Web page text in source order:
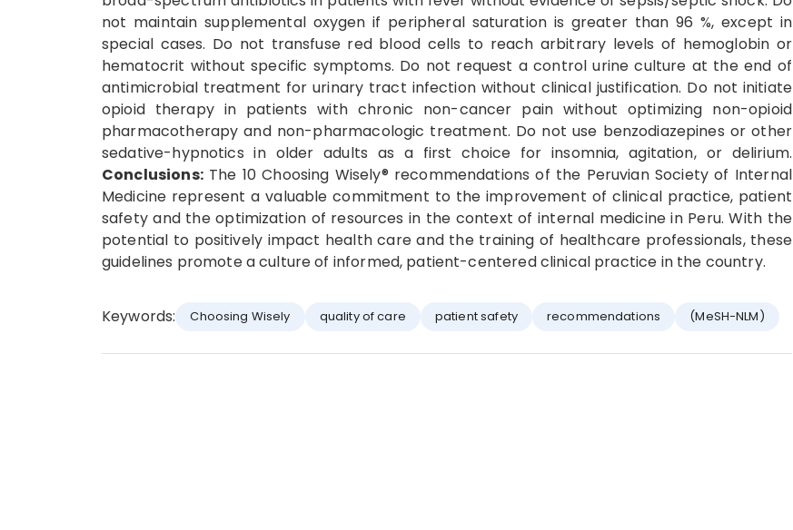
not maintain supplemental oxygen if peripheral saturation is greater than 96 %, except in
special cases. Do not transfuse red blood cells to reach arbitrary levels of hemoglobin or
hematocrit without specific symptoms. Do not request a control urine culture at the end of
antimicrobial treatment for urinary tract infection without clinical justification. Do not initiate
opioid therapy in patients with chronic non-cancer pain without optimizing non-opioid
pharmacotherapy and non-pharmacologic treatment. Do not use benzodiazepines or other
sedative-hypnotics in older adults as a first choice for insomnia, agitation, or delirium.
Conclusions:The 10 Choosing Wisely® recommendations of the Peruvian Society of Internal
Medicine represent a valuable commitment to the improvement of clinical practice, patient
safety and the optimization of resources in the context of internal medicine in Peru. With the
potential to positively impact health care and the training of healthcare professionals, these
guidelines promote a culture of informed, patient-centered clinical practice in the country.
Keywords: Choosing Wisely quality of care patient safety recommendations (MeSH-NLM)